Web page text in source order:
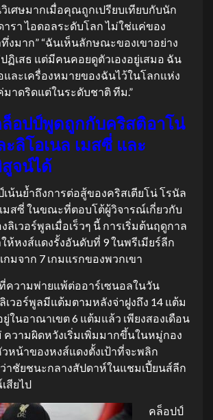
เศษมากเมื่อคุณถูกเปรียบเทียบกับนัก
ารา ไอดอลระดับโลก ไม่ใช่แค่ของ
งมาก” “ฉันเห็นลักษณะของเขาอย่าง
ฏิเสธ แต่มีคนคอยดูตัวเองอยู่เสมอ ฉัน
และเครื่องหมายของฉันไว้ในโลกแห่ง
าดริดแต่ในระดับชาติ ทีม.”
ล็อปป์พูดถูกกับคริสติอาโน่
ลิโอเนล เมสซี่ และ
จน์ได้
เน้นย้ำถึงการต่อสู้ของคริสเตียโน่ โรนัล
มสซี่ ในขณะที่ตอบโต้ผู้วิจารณ์เกี่ยวกับ
เวอร์พูลเมื่อเร็วๆ นี้ การเริ่มต้นฤดูกาล
ห้หงส์แดงรั้งอันดับที่ 9 ในพรีเมียร์ลีก
กมจาก 7 เกมแรกของพวกเขา
ความพ่ายแพ้ต่ออาร์เซนอลในวัน
เวอร์พูลมีแต้มตามหลังจ่าฝูงถึง 14 แต้ม
ในอาณาเขต 6 แต้มแล้ว เพียงสองเดือน
วามผิดหวังเริ่มเพิ่มมากขึ้นในหมู่กอง
วหน้าของหงส์แดงตั้งเป้าที่จะพลิก
าชัยชนะกลางสัปดาห์ในแชมเปี้ยนส์ลีก
สียไป
คล็อปป์